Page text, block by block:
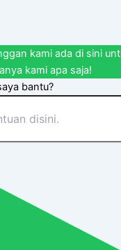
kami ada di sini
kami apa saja!
bantu?